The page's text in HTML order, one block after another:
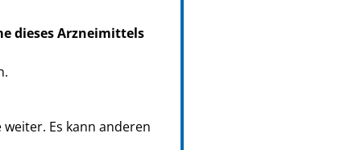
dieses Arzneimittels
Es kann anderen